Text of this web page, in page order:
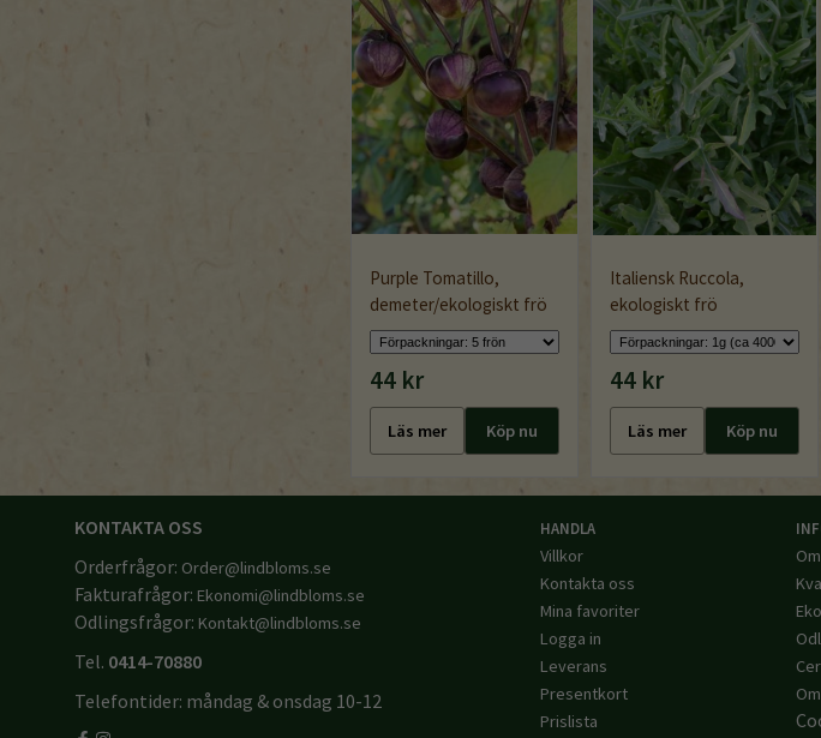
Purple Tomatillo,
demeter/ekologiskt frö
44 kr
Läs mer Köp nu
Italiensk Ruccola,
ekologiskt frö
44 kr
Läs mer Köp nu
KONTAKTA OSS
Orderfrågor: Order@lindbloms.se
Fakturafrågor: Ekonomi@lindbloms.se
Odlingsfrågor: Kontakt@lindbloms.se
Tel. 0414-70880
Telefontider: måndag & onsdag 10-12
HANDLA
Villkor
Kontakta oss
Mina favoriter
Logga in
Leverans
Presentkort
Prislista